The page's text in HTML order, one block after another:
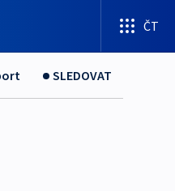
ČT
SLEDOVAT